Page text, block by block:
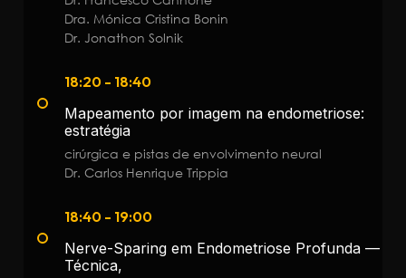
Dra. Mónica Cristina Bonin
Dr. Jonathon Solnik
18:20 - 18:40
Mapeamento por imagem na endometriose:
estratégia
cirúrgica e pistas de envolvimento neural
Dr. Carlos Henrique Trippia
18:40 - 19:00
Nerve-Sparing em Endometriose Profunda —
Técnica,